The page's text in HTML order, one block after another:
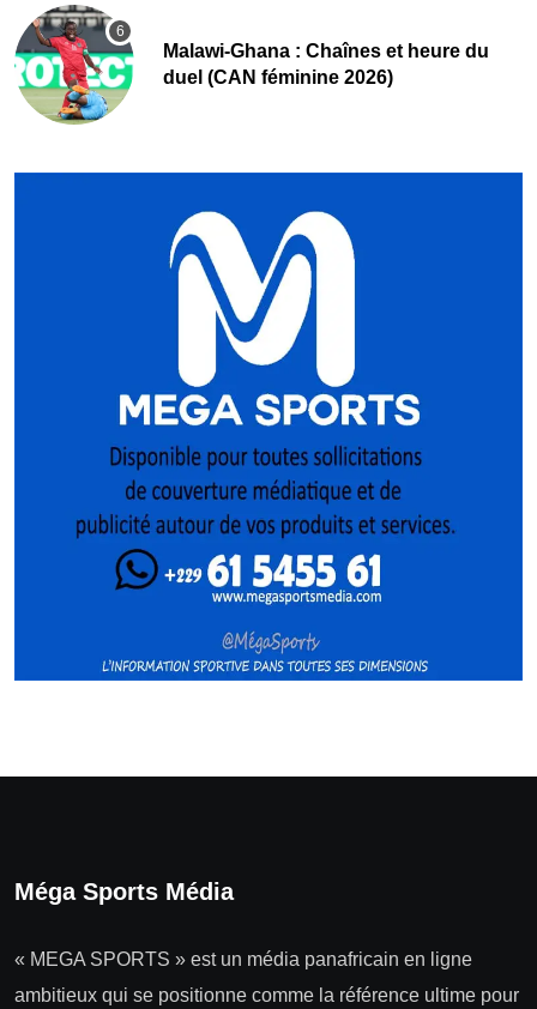
Malawi-Ghana : Chaînes et heure du
duel (CAN féminine 2026)
Méga Sports Média
« MEGA SPORTS » est un média panafricain en ligne
ambitieux qui se positionne comme la référence ultime pour